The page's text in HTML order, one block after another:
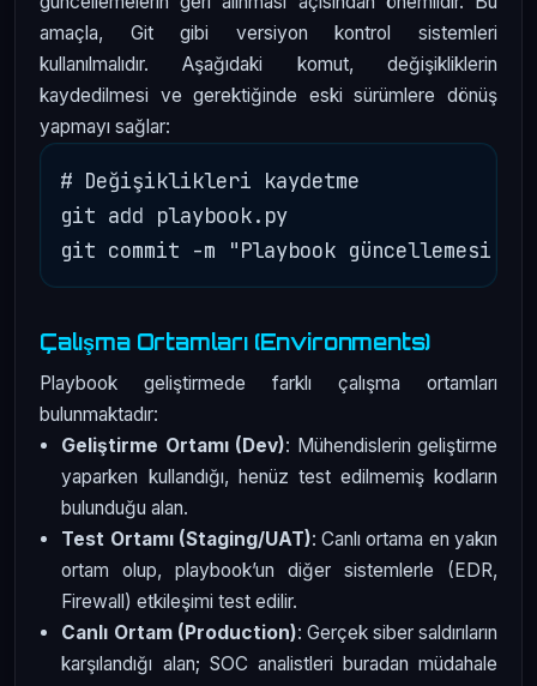
amaçla, Git gibi versiyon kontrol sistemleri
kullanılmalıdır. Aşağıdaki komut, değişikliklerin
kaydedilmesi ve gerektiğinde eski sürümlere dönüş
yapmayı sağlar:
# Değişiklikleri kaydetme
git add playbook.py
Çalışma Ortamları (Environments)
Playbook geliştirmede farklı çalışma ortamları
bulunmaktadır:
Geliştirme Ortamı (Dev): Mühendislerin geliştirme
yaparken kullandığı, henüz test edilmemiş kodların
bulunduğu alan.
Test Ortamı (Staging/UAT): Canlı ortama en yakın
ortam olup, playbook’un diğer sistemlerle (EDR,
Firewall) etkileşimi test edilir.
Canlı Ortam (Production): Gerçek siber saldırıların
karşılandığı alan; SOC analistleri buradan müdahale